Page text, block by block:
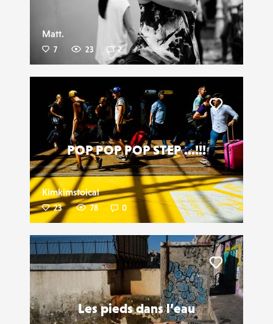
Matt.
7 23 2
POP POP POP STEP ...!!!
Kimkimstoical
23 78 0
Les pieds dans l’eau
Liker